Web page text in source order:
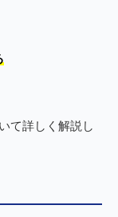
て詳しく解説し